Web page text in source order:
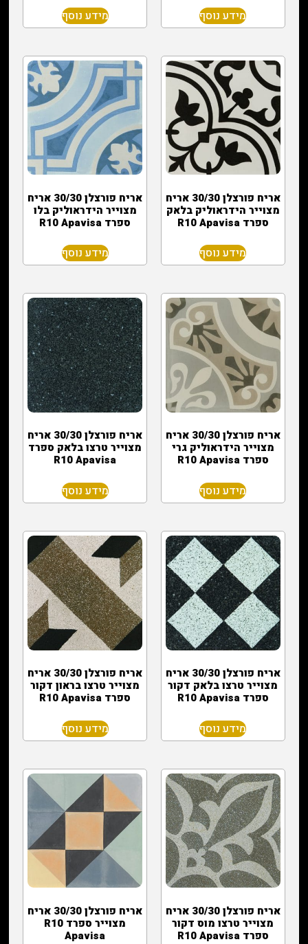
מידע נוסף מידע נוסף
אריח פורצלן 30/30 אריח
מצוייר הידראוליק בלאק
ספרד R10 Apavisa
מידע נוסף
אריח פורצלן 30/30 אריח
מצוייר הידראוליק בלו
ספרד R10 Apavisa
מידע נוסף
אריח פורצלן 30/30 אריח
מצוייר הידראוליק גרי
ספרד R10 Apavisa
מידע נוסף
אריח פורצלן 30/30 אריח
מצוייר טרצו בלאק ספרד
R10 Apavisa
מידע נוסף
אריח פורצלן 30/30 אריח
מצוייר טרצו בלאק דקור
ספרד R10 Apavisa
מידע נוסף
אריח פורצלן 30/30 אריח
מצוייר טרצו בראון דקור
ספרד R10 Apavisa
מידע נוסף
אריח פורצלן 30/30 אריח
מצוייר טרצו מוס דקור
ספרד R10 Apavisa
אריח פורצלן 30/30 אריח
מצוייר ספרד R10
Apavisa